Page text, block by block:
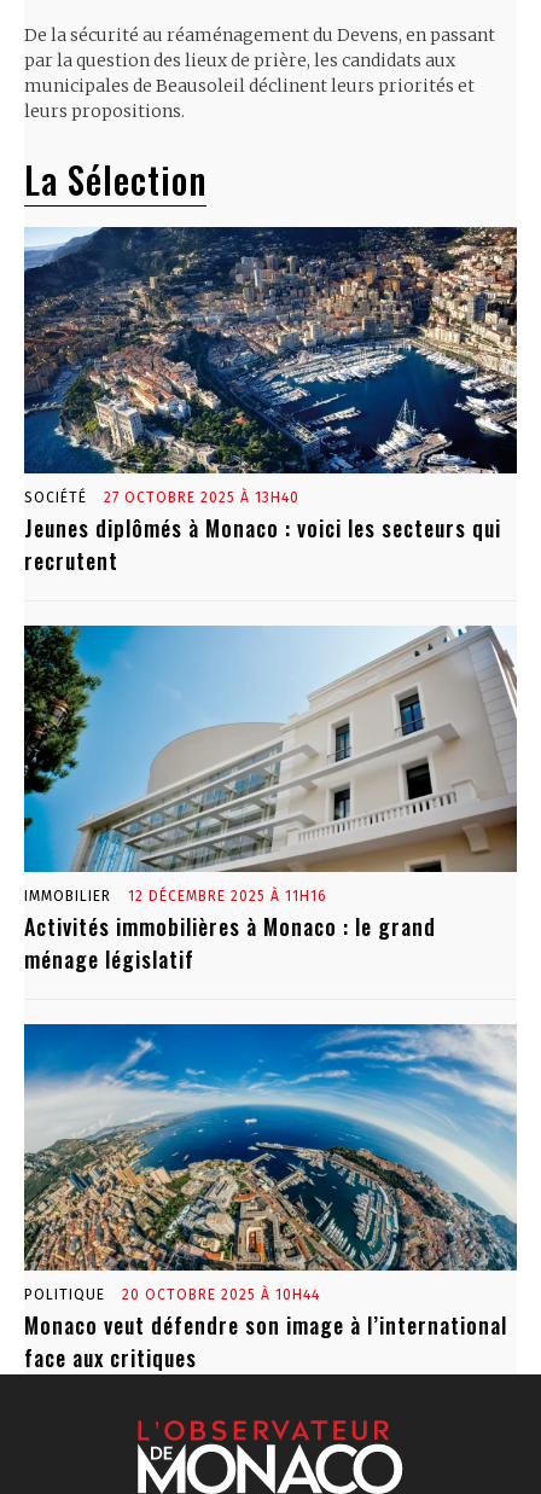
De la sécurité au réaménagement du Devens, en passant
par la question des lieux de prière, les candidats aux
municipales de Beausoleil déclinent leurs priorités et
leurs propositions.
La Sélection
SOCIÉTÉ 27 OCTOBRE 2025 À 13H40
Jeunes diplômés à Monaco : voici les secteurs qui
recrutent
IMMOBILIER 12 DÉCEMBRE 2025 À 11H16
Activités immobilières à Monaco : le grand
ménage législatif
POLITIQUE 20 OCTOBRE 2025 À 10H44
Monaco veut défendre son image à l’international
face aux critiques